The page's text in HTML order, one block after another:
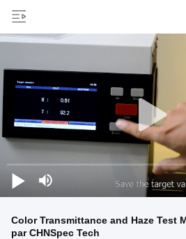
Color Transmittance and Haze Test
par CHNSpec Tech